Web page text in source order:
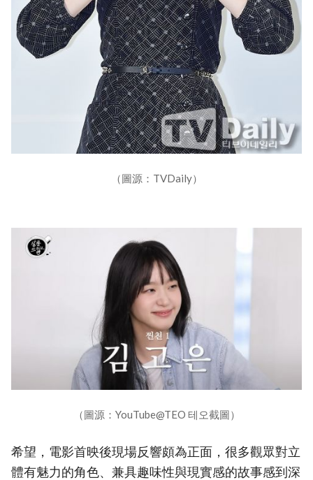
（圖源：TVDaily）
（圖源：YouTube@TEO 테오截圖）
希望，電影首映後現場反響頗為正面，很多觀眾對立
體有魅力的角色、兼具趣味性與現實感的故事感到深